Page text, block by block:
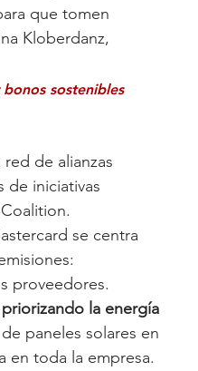
que tomen
Kloberdanz,
sostenibles
de alianzas
de iniciativas
se centra
proveedores.
la energía
paneles solares en
en toda la empresa.